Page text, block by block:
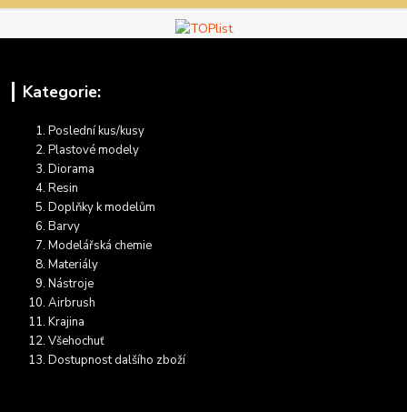
Kategorie:
Poslední kus/kusy
Plastové modely
Diorama
Resin
Doplňky k modelům
Barvy
Modelářská chemie
Materiály
Nástroje
Airbrush
Krajina
Všehochuť
Dostupnost dalšího zboží